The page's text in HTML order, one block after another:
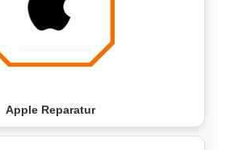
Apple Reparatur